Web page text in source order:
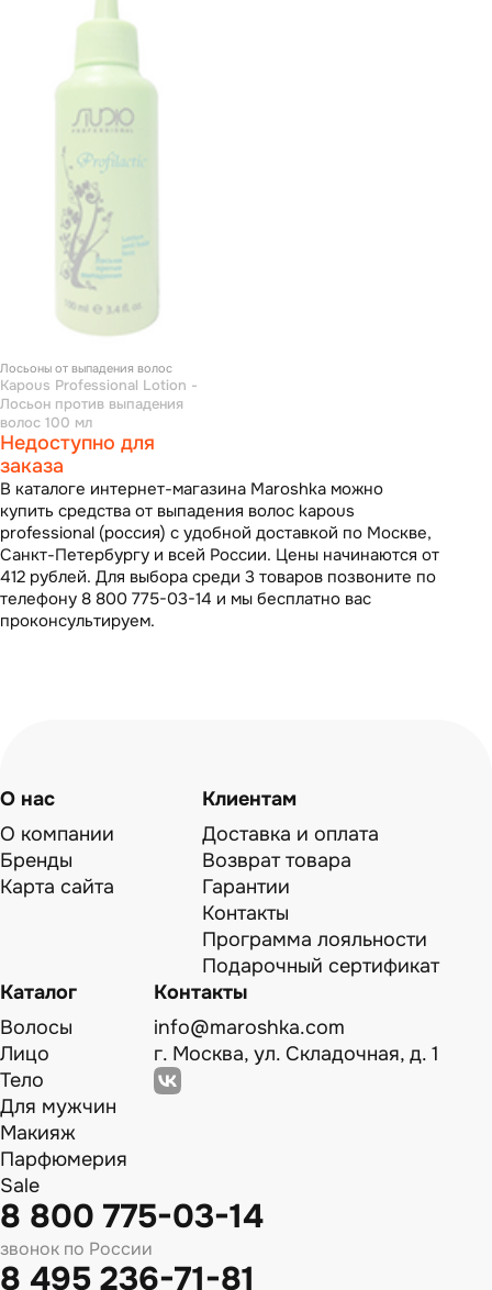
Лосьоны от выпадения волос
Kapous Professional Lotion -
Лосьон против выпадения
волос 100 мл
Недоступно для
заказа
В каталоге интернет-магазина Maroshka можно
купить средства от выпадения волос kapous
professional (россия) с удобной доставкой по Москве,
Санкт-Петербургу и всей России. Цены начинаются от
412 рублей. Для выбора среди 3 товаров позвоните по
телефону 8 800 775-03-14 и мы бесплатно вас
проконсультируем.
О нас
О компании
Бренды
Карта сайта
Клиентам
Доставка и оплата
Возврат товара
Гарантии
Контакты
Программа лояльности
Подарочный сертификат
Каталог
Волосы
Лицо
Тело
Для мужчин
Макияж
Парфюмерия
Sale
Контакты
info@maroshka.com
г. Москва, ул. Складочная, д. 1
8 800 775-03-14
звонок по России
8 495 236-71-81